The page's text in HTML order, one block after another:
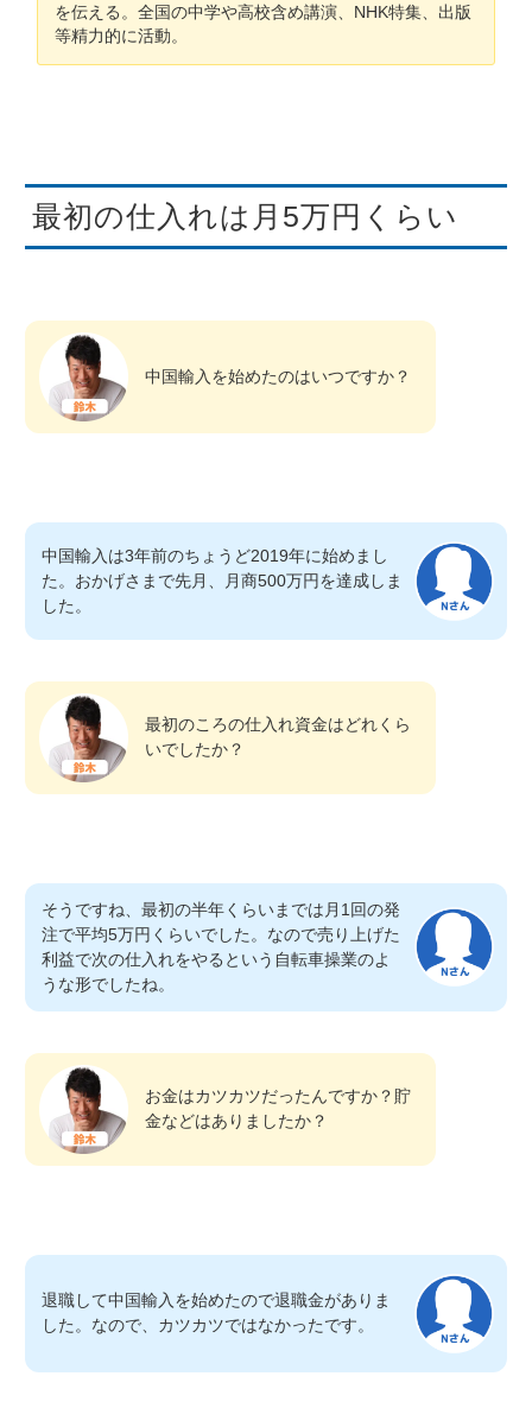
を伝える。全国の中学や高校含め講演、NHK特集、出版
等精力的に活動。
最初の仕入れは月5万円くらい
中国輸入を始めたのはいつですか？
中国輸入は3年前のちょうど2019年に始めまし
た。おかげさまで先月、月商500万円を達成しま
した。
最初のころの仕入れ資金はどれくら
いでしたか？
そうですね、最初の半年くらいまでは月1回の発
注で平均5万円くらいでした。なので売り上げた
利益で次の仕入れをやるという自転車操業のよ
うな形でしたね。
お金はカツカツだったんですか？貯
金などはありましたか？
退職して中国輸入を始めたので退職金がありま
した。なので、カツカツではなかったです。